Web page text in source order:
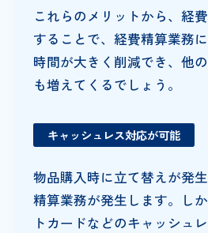
これらのメリットから、経
することで、経費精算業務
時間が大きく削減でき、他
も増えてくるでしょう。
キャッシュレス対応が可能
物品購入時に立て替えが発
精算業務が発生します。し
トカードなどのキャッシュ